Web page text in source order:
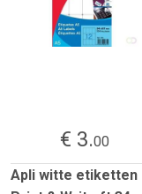
€ 3.00
Apli witte etiketten